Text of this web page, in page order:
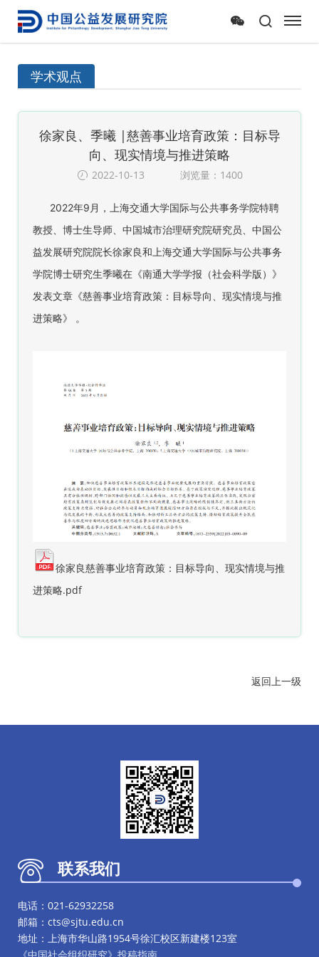
学术观点
徐家良、季曦 |慈善事业培育政策：目标导
向、现实情境与推进策略
2022-10-13 浏览量：1400
2022年9月，上海交通大学国际与公共事务学院特聘
教授、博士生导师、中国城市治理研究院研究员、中国公
益发展研究院院长徐家良和上海交通大学国际与公共事务
学院博士研究生季曦在《南通大学学报（社会科学版）》
发表文章《慈善事业培育政策：目标导向、现实情境与推
进策略》 。
徐家良慈善事业培育政策：目标导向、现实情境与推
进策略.pdf
返回上一级
联系我们
电话：021-62932258
邮箱：cts@sjtu.edu.cn
地址：上海市华山路1954号徐汇校区新建楼123室